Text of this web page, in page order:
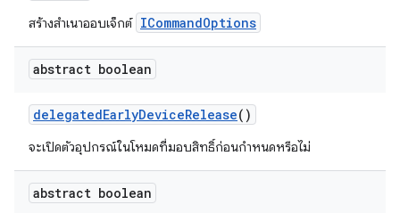
สร้างสำเนาออบเจ็กต์ ICommandOptions
abstract boolean
delegatedEarlyDeviceRelease()
จะเปิดตัวอุปกรณ์ในโหมดที่มอบสิทธิ์ก่อนกำหนดหรือไม่
abstract boolean